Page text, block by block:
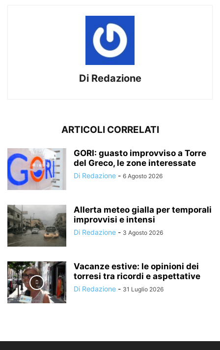
Di Redazione
ARTICOLI CORRELATI
GORI: guasto improvviso a Torre
del Greco, le zone interessate
Di Redazione - 6 Agosto 2026
Allerta meteo gialla per temporali
improvvisi e intensi
Di Redazione - 3 Agosto 2026
Vacanze estive: le opinioni dei
torresi tra ricordi e aspettative
Di Redazione - 31 Luglio 2026